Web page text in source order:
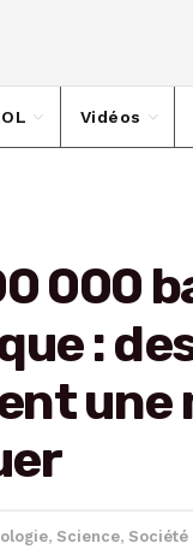
Vidéos
000
:
une
, Science, Société